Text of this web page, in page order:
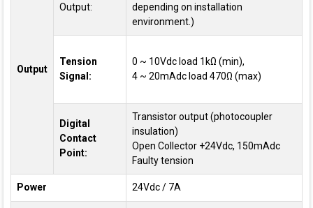
Output
Output:
depending on installation
environment.)
Tension
Signal:
0 ~ 10Vdc load 1kΩ (min),
4 ~ 20mAdc load 470Ω (max)
Digital
Contact
Point:
Transistor output (photocoupler
insulation)
Open Collector +24Vdc, 150mAdc
Faulty tension
Power 24Vdc / 7A